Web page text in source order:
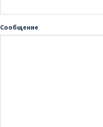
Сообщение